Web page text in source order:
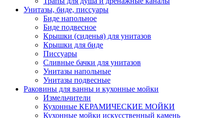
Унитазы, биде, писсуары
Биде напольное
Биде подвесное
Крышки (сиденья) для унитазов
Крышки для биде
Писсуары
Сливные бачки для унитазов
Унитазы напольные
Унитазы подвесные
Раковины для ванны и кухонные мойки
Измельчители
Кухонные КЕРАМИЧЕСКИЕ МОЙКИ
Кухонные мойки искусственный камень